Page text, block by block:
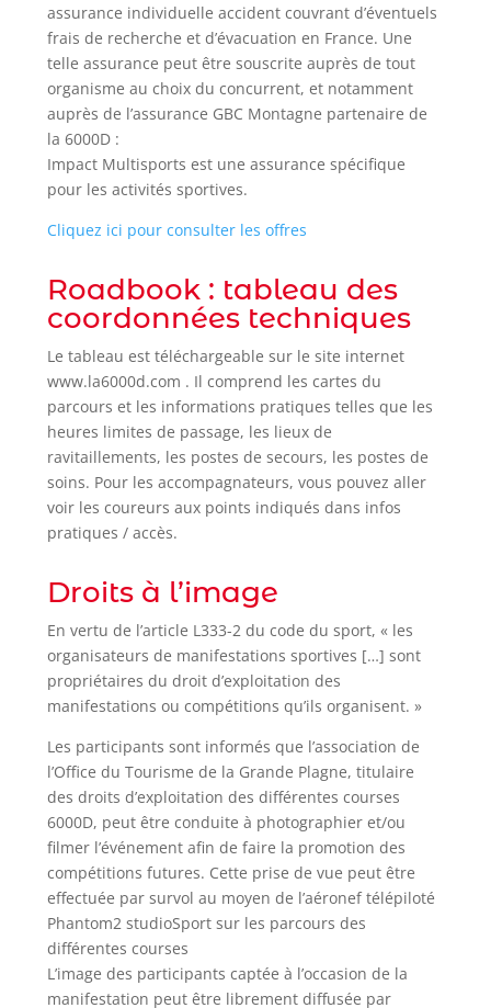
assurance individuelle accident couvrant d’éventuels
frais de recherche et d’évacuation en France. Une
telle assurance peut être souscrite auprès de tout
organisme au choix du concurrent, et notamment
auprès de l’assurance GBC Montagne partenaire de
la 6000D :
Impact Multisports est une assurance spécifique
pour les activités sportives.
Cliquez ici pour consulter les offres
Roadbook : tableau des
coordonnées techniques
Le tableau est téléchargeable sur le site internet
www.la6000d.com . Il comprend les cartes du
parcours et les informations pratiques telles que les
heures limites de passage, les lieux de
ravitaillements, les postes de secours, les postes de
soins. Pour les accompagnateurs, vous pouvez aller
voir les coureurs aux points indiqués dans infos
pratiques / accès.
Droits à l’image
En vertu de l’article L333-2 du code du sport, « les
organisateurs de manifestations sportives […] sont
propriétaires du droit d’exploitation des
manifestations ou compétitions qu’ils organisent. »
Les participants sont informés que l’association de
l’Office du Tourisme de la Grande Plagne, titulaire
des droits d’exploitation des différentes courses
6000D, peut être conduite à photographier et/ou
filmer l’événement afin de faire la promotion des
compétitions futures. Cette prise de vue peut être
effectuée par survol au moyen de l’aéronef télépiloté
Phantom2 studioSport sur les parcours des
différentes courses
L’image des participants captée à l’occasion de la
manifestation peut être librement diffusée par